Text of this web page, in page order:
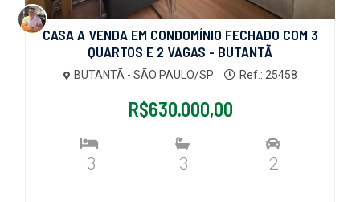
CASA A VENDA EM CONDOMÍNIO FECHADO COM 3
QUARTOS E 2 VAGAS - BUTANTÃ
BUTANTÃ - SÃO PAULO/SP Ref.: 25458
R$630.000,00
3 3 2